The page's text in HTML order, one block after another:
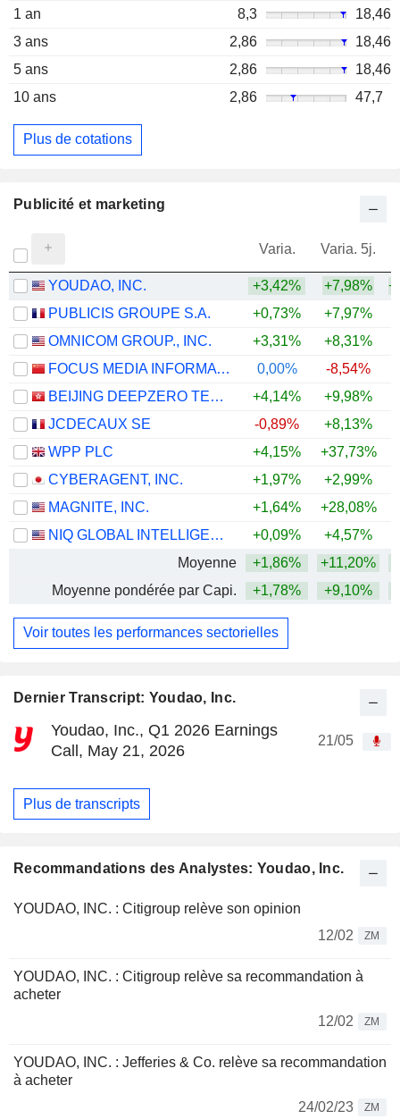
Dernier Transcript: Youdao, Inc.
Youdao, Inc., Q1 2026 Earnings
Call, May 21, 2026
21/05
Plus de transcripts
Recommandations des Analystes: Youdao, Inc.
YOUDAO, INC. : Citigroup relève son opinion
12/02
ZM
YOUDAO, INC. : Citigroup relève sa recommandation à
acheter
12/02
ZM
YOUDAO, INC. : Jefferies & Co. relève sa recommandation
à acheter
24/02/23
ZM
1 an
8,3
18,46
3 ans
2,86
18,46
5 ans
2,86
18,46
10 ans
2,86 47,7
Plus de cotations
Publicité et marketing
Varia. Varia. 5j.
YOUDAO, INC. +3,42% +7,98%
PUBLICIS GROUPE S.A.
+0,73% +7,97%
OMNICOM GROUP., INC.
+3,31% +8,31%
FOCUS MEDIA INFORMATION TECHNOLOGY CO., LTD.
0,00% -8,54%
BEIJING DEEPZERO TECHNOLOGY CO., LTD.
+4,14%
+9,98%
JCDECAUX SE
-0,89% +8,13%
WPP PLC
+4,15% +37,73%
CYBERAGENT, INC.
+1,97% +2,99%
MAGNITE, INC.
+1,64% +28,08%
NIQ GLOBAL INTELLIGENCE PLC
+0,09% +4,57%
Moyenne
+1,86% +11,20%
Moyenne pondérée par Capi.
+1,78% +9,10%
Voir toutes les performances sectorielles